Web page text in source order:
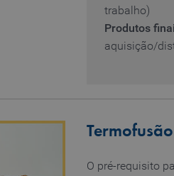
trabalho)
Produtos
aquisição/
O pré-requisito